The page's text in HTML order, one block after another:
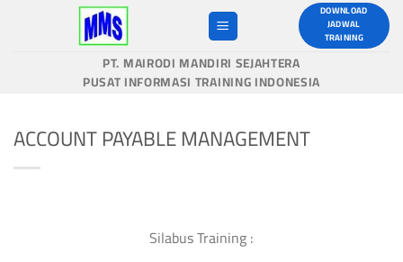
DOWNLOAD
JADWAL
TRAINING
PT. MAIRODI MANDIRI SEJAHTERA
PUSAT INFORMASI TRAINING INDONESIA
ACCOUNT PAYABLE MANAGEMENT
Silabus Training :